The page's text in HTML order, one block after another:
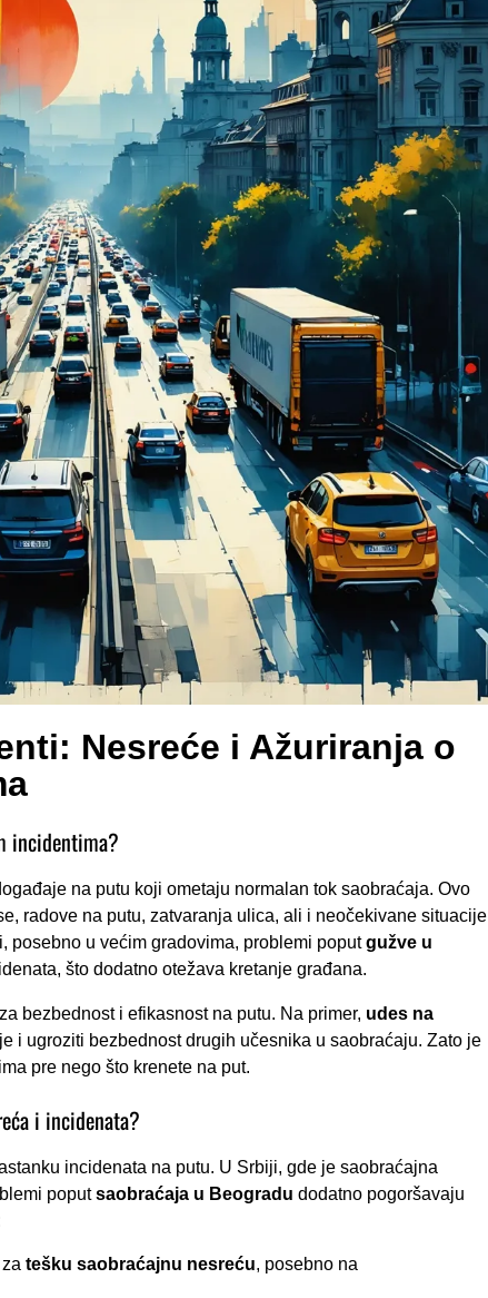
Nesreće i Ažuriranja o
incidentima?
na putu koji ometaju normalan tok saobraćaja. Ovo
radove na putu, zatvaranja ulica, ali i neočekivane situacije
posebno u većim gradovima, problemi poputgužve u
što dodatno otežava kretanje građana.
bezbednost i efikasnost na putu. Na primer, udes na
i ugroziti bezbednost drugih učesnika u saobraćaju. Zato je
pre nego što krenete na put.
i incidenata?
incidenata na putu. U Srbiji, gde je saobraćajna
poputsaobraćaja u Beogradu dodatno pogoršavaju
tešku saobraćajnu nesreću, posebno na